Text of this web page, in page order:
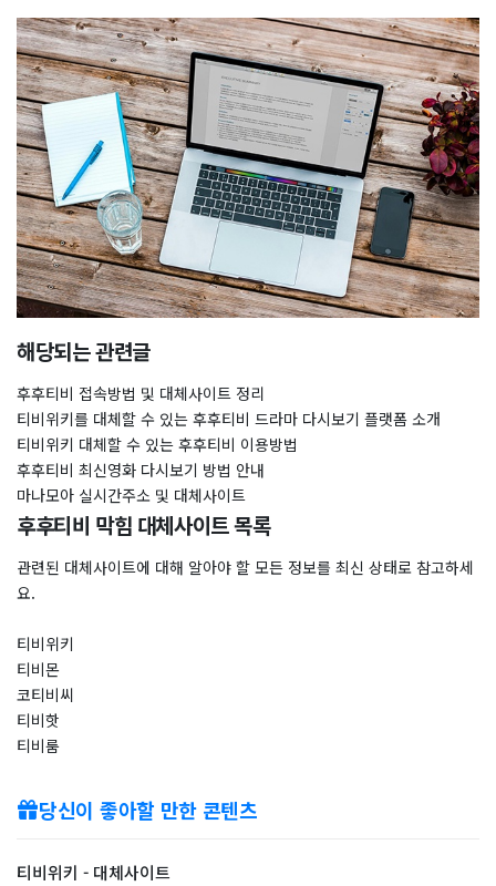
해당되는 관련글
후후티비 접속방법 및 대체사이트 정리
티비위키를 대체할 수 있는 후후티비 드라마 다시보기 플랫폼 소개
티비위키 대체할 수 있는 후후티비 이용방법
후후티비 최신영화 다시보기 방법 안내
마나모아 실시간주소 및 대체사이트
후후티비 막힘 대체사이트 목록
관련된 대체사이트에 대해 알아야 할 모든 정보를 최신 상태로 참고하세
요.
티비위키
티비몬
코티비씨
티비핫
티비룸
당신이 좋아할 만한 콘텐츠
티비위키 - 대체사이트